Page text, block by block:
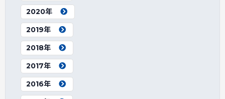
2020年
2019年
2018年
2017年
2016年